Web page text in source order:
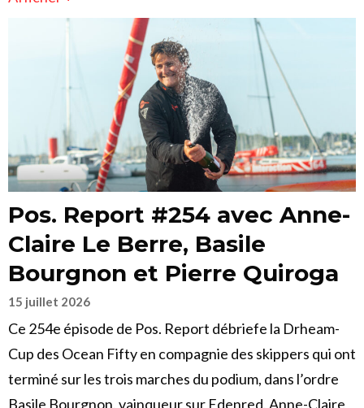
Pos. Report #254 avec Anne-
Claire Le Berre, Basile
Bourgnon et Pierre Quiroga
15 juillet 2026
Ce 254e épisode de Pos. Report débriefe la Drheam-
Cup des Ocean Fifty en compagnie des skippers qui ont
terminé sur les trois marches du podium, dans l’ordre
Basile Bourgnon, vainqueur sur Edenred, Anne-Claire